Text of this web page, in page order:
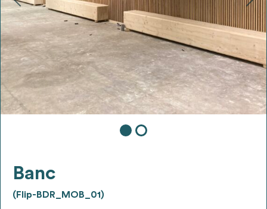
4
Ajouter les matériaux intéressants à "
liste"
Transmettre sa liste de manifestation
d'intérêt pour les matériaux
sélectionnés
Exporter sa liste et ses fiches produits
Banc
(Flip-BDR_MOB_01)